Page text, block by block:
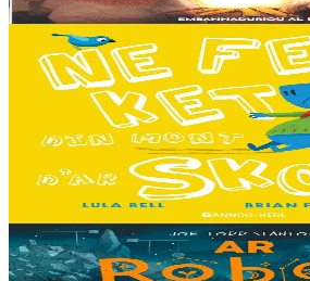
Er stok11,00 €
3 bloaz hag ouzhpenn
Bannoù-heol
Ne fell ket din mont d'ar skol !
Hiziv emañ devezh skol kentañ
ket dezho mont, tamm ebet ! Pa grogo ar
pezh mell souezhenn....
13,00 €
8 vloaz hag ouzhpenn
Timilenn